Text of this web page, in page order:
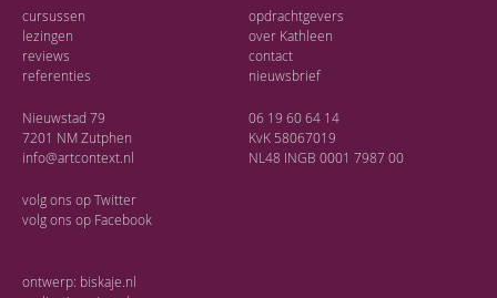
cursussen
lezingen
reviews
referenties
opdrachtgevers
over Kathleen
contact
nieuwsbrief
Nieuwstad 79
7201 NM Zutphen
info@artcontext.nl
06 19 60 64 14
KvK 58067019
NL48 INGB 0001 7987 00
volg ons opTwitter
volg ons op Facebook
ontwerp: biskaje.nl